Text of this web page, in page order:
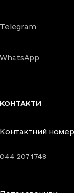
Telegram
WhatsApp
КОНТАКТИ
Контактний номер
044 207 1748